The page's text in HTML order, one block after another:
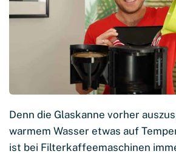
Denn die Glaskanne vorher
warmem Wasser etwas auf
ist bei Filterkaffeemaschinen